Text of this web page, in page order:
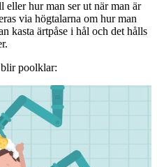
eller hur man ser ut när man är
via högtalarna om hur man
kasta ärtpåse i hål och det hålls
poolklar: